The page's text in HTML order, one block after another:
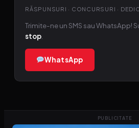
RĂSPUNSURI · CONCURSURI ·
Trimite-ne un SMS sau WhatsApp!
stop.
WhatsApp
PUBLICITATE